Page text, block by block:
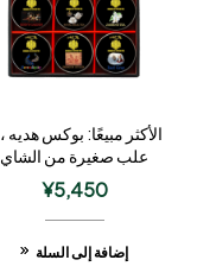
علب صغيرة من الشاي
¥5,450
إضافة إلى السلة